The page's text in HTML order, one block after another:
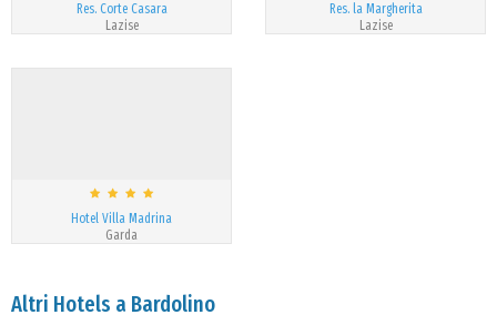
Res. Corte Casara
Lazise
Res. la Margherita
Lazise
Hotel Villa Madrina
Garda
Altri Hotels a Bardolino